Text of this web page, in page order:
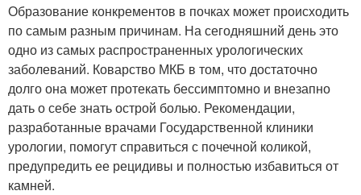
Образование конкрементов в почках может происходить
по самым разным причинам. На сегодняшний день это
одно из самых распространенных урологических
заболеваний. Коварство МКБ в том, что достаточно
долго она может протекать бессимптомно и внезапно
дать о себе знать острой болью. Рекомендации,
разработанные врачами Государственной клиники
урологии, помогут справиться с почечной коликой,
предупредить ее рецидивы и полностью избавиться от
камней.